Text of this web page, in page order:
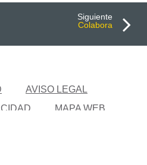
Siguiente
Colabora
AVISO LEGAL
MAPA WEB